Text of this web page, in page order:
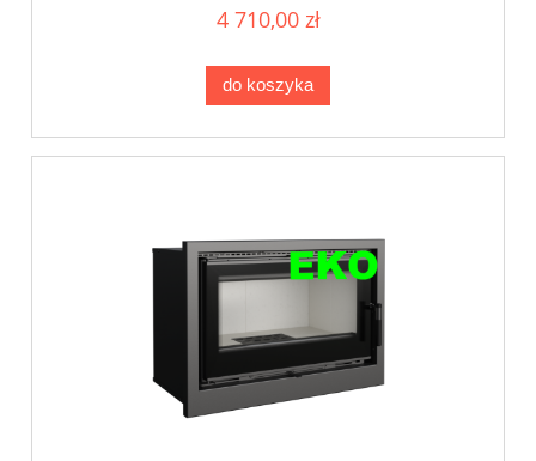
4 710,00 zł
do koszyka